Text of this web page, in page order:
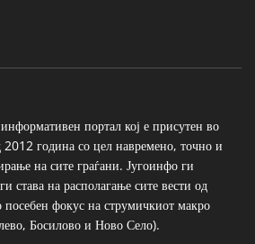
портал кој е присутен во
година со цел навремено, точно и
на сите граѓани. Југоинфо ги
става на располагање сите вести од
посебен фокус на струмичкиот макро
Босилово и Ново Село).